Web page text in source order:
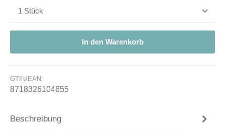
Produkt Anzahl: Gib den gewünschten Wert ein
In den Warenkorb
GTIN/EAN:
8718326104655
Beschreibung